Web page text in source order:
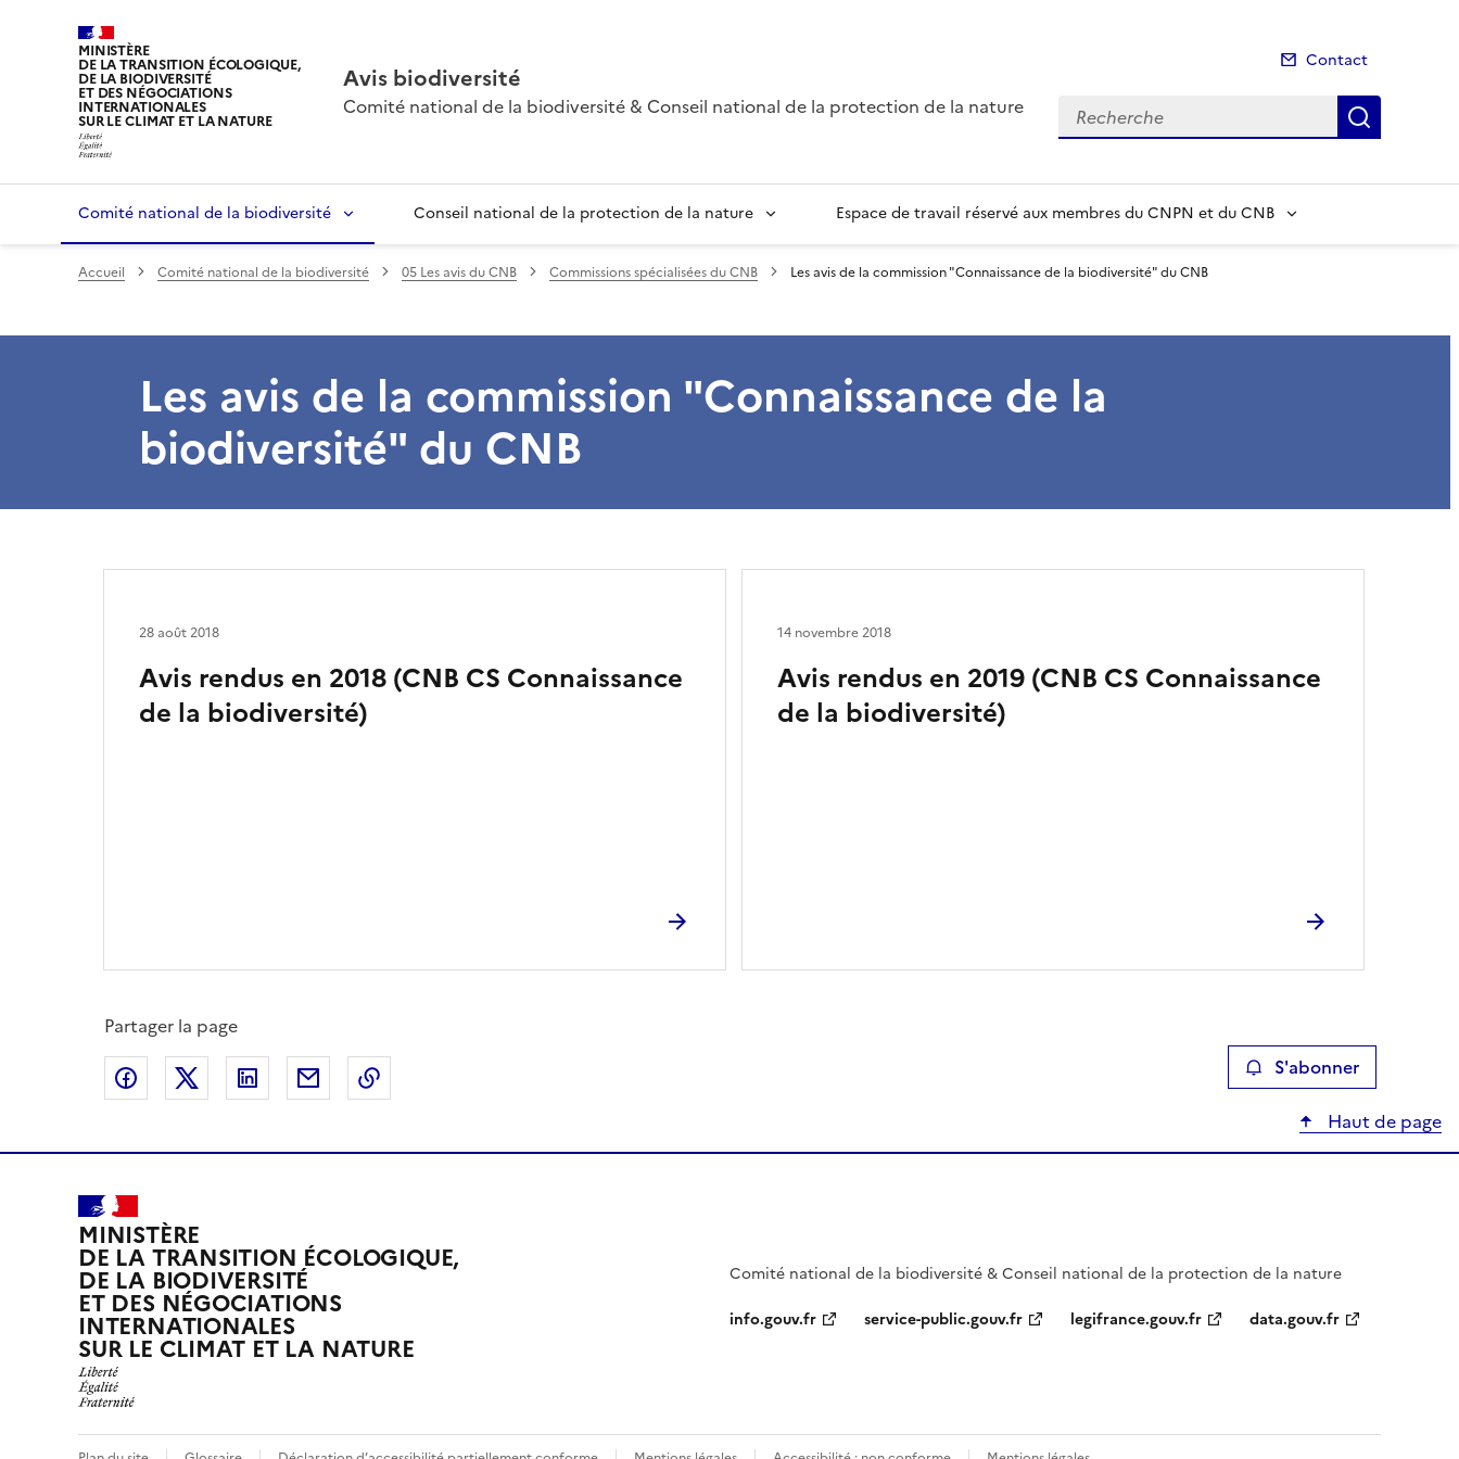
MINISTÈRE
DE LA TRANSITION ÉCOLOGIQUE,
DE LA BIODIVERSITÉ
ET DES NÉGOCIATIONS
INTERNATIONALES
SUR LE CLIMAT ET LA NATURE
Avis biodiversité
Comité national de la biodiversité & Conseil national de la protection de la nature
Contact
Recherche
Comité national de la biodiversité Conseil national de la protection de la nature Espace de travail réservé aux membres du CNPN et du CNB
Accueil Comité national de la biodiversité 05 Les avis du CNB Commissions spécialisées du CNB Les avis de la commission "Connaissance de la biodiversité" du CNB
Les avis de la commission "Connaissance de la
biodiversité" du CNB
Avis rendus en 2018 (CNB CS Connaissance
de la biodiversité)
28 août 2018
Avis rendus en 2019 (CNB CS Connaissance
de la biodiversité)
14 novembre 2018
Partager la page
Partager sur Facebook
Partager sur XPartager sur LinkedIn
Partager par email S'abonner
Haut de page
MINISTÈRE
DE LA TRANSITION ÉCOLOGIQUE,
DE LA BIODIVERSITÉ
ET DES NÉGOCIATIONS
INTERNATIONALES
SUR LE CLIMAT ET LA NATURE
Comité national de la biodiversité & Conseil national de la protection de la nature
info.gouv.fr
service-public.gouv.fr legifrance.gouv.fr data.gouv.fr